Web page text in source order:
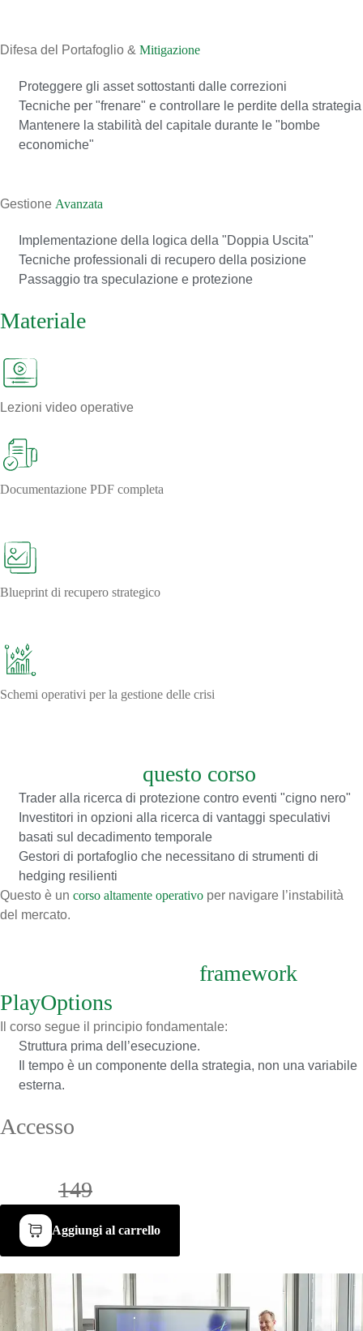
Difesa del Portafoglio & Mitigazione
Proteggere gli asset sottostanti dalle correzioni
Tecniche per "frenare" e controllare le perdite della strategia
Mantenere la stabilità del capitale durante le "bombe
economiche"
Gestione Avanzata
Implementazione della logica della "Doppia Uscita"
Tecniche professionali di recupero della posizione
Passaggio tra speculazione e protezione
Materiale
Lezioni video operative
Documentazione PDF completa
Blueprint di recupero strategico
Schemi operativi per la gestione delle crisi
questo corso
Trader alla ricerca di protezione contro eventi "cigno nero"
Investitori in opzioni alla ricerca di vantaggi speculativi
basati sul decadimento temporale
Gestori di portafoglio che necessitano di strumenti di
hedging resilienti
Questo è un corso altamente operativo per navigare l’instabilità
del mercato.
framework
PlayOptions
Il corso segue il principio fondamentale:
Struttura prima dell’esecuzione.
Il tempo è un componente della strategia, non una variabile
esterna.
Accesso
149
Aggiungi al carrello